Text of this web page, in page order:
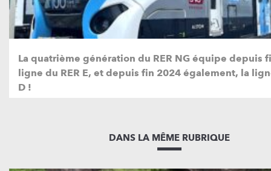
La quatrième génération du RER NG équipe depuis
ligne du RER E, et depuis fin 2024 également, la
D !
DANS LA MÊME RUBRIQUE